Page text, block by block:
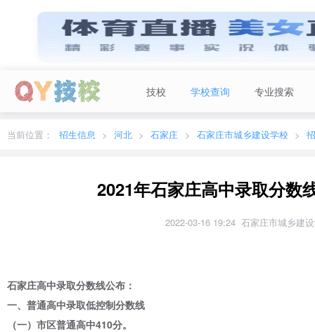
技校 学校查询 专业搜索
当前城市： 广东 切换地区
当前位置： 招生信息 河北 石家庄 石家庄市城乡建设学校
2021年石家庄高中录取分数
2022-03-16 19:24 石家庄市城乡建
石家庄高中录取分数线公布：
一、普通高中录取低控制分数线
（一）市区普通高中410分。